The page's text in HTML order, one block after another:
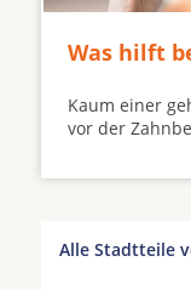
Was hilft
Kaum einer
vor der
Alle Stadtteile